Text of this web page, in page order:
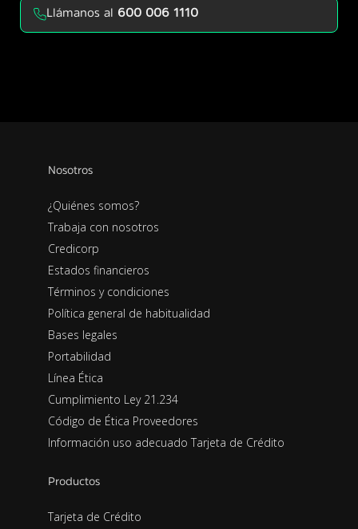
Llámanos al 600 006 1110
Nosotros
¿Quiénes somos?
Trabaja con nosotros
Credicorp
Estados financieros
Términos y condiciones
Política general de habitualidad
Bases legales
Portabilidad
Línea Ética
Cumplimiento Ley 21.234
Código de Ética Proveedores
Información uso adecuado Tarjeta de Crédito
Productos
Tarjeta de Crédito